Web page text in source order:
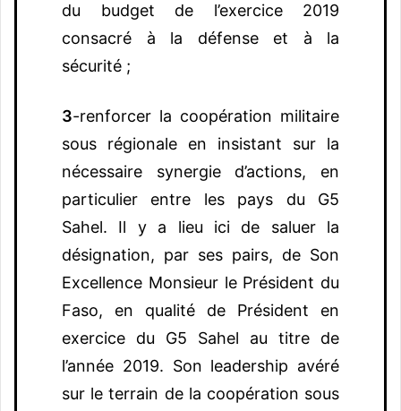
du budget de l’exercice 2019
consacré à la défense et à la
sécurité ;
3-renforcer la coopération militaire
sous régionale en insistant sur la
nécessaire synergie d’actions, en
particulier entre les pays du G5
Sahel. Il y a lieu ici de saluer la
désignation, par ses pairs, de Son
Excellence Monsieur le Président du
Faso, en qualité de Président en
exercice du G5 Sahel au titre de
l’année 2019. Son leadership avéré
sur le terrain de la coopération sous